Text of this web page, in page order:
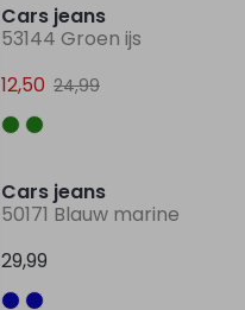
Cars jeans
53144 Groen ijs
12,50 24,99
Cars jeans
50171 Blauw marine
29,99